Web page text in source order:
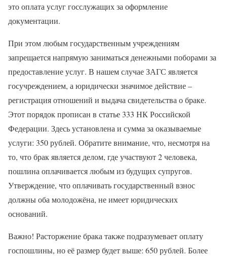
это оплата услуг госслужащих за оформление
документации.
При этом любым государственным учреждениям
запрещается напрямую заниматься денежными поборами за
предоставление услуг. В нашем случае ЗАГС является
госучреждением, а юридически значимое действие –
регистрация отношений и выдача свидетельства о браке.
Этот порядок прописан в статье 333 НК Российской
Федерации. Здесь установлена и сумма за оказываемые
услуги: 350 рублей. Обратите внимание, что, несмотря на
то, что брак является делом, где участвуют 2 человека,
пошлина оплачивается любым из будущих супругов.
Утверждение, что оплачивать государственный взнос
должны оба молодожёна, не имеет юридических
оснований.
Важно! Расторжение брака также подразумевает оплату
госпошлины, но её размер будет выше: 650 рублей. Более